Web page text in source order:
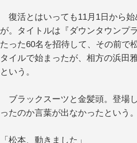
復活とはいっても11月1日から始
が。タイトルは『ダウンタウンプ
たった60名を招待して、その前で
タイルで始まったが、相方の浜田
という。
ブラックスーツと金髪頭。登場
ったのか言葉が出なかったという
「松本、動きました」